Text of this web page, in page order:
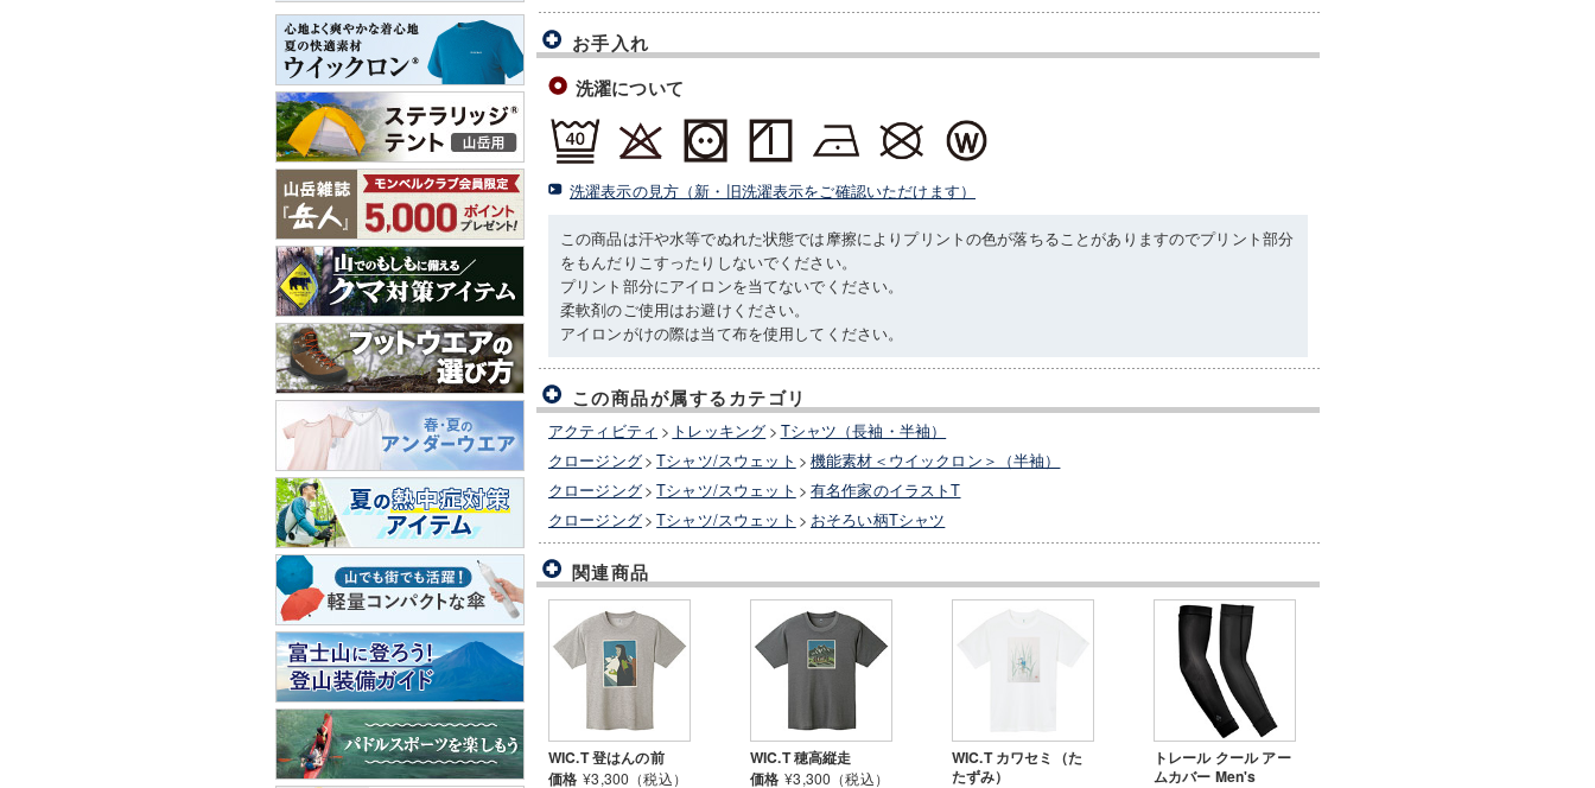
お手入れ
洗濯について
洗濯表示の見方（新・旧洗濯表示をご確認いただけます）
この商品は汗や水等でぬれた状態では摩擦によりプリントの色が落ちることがありますのでプリント部分
をもんだりこすったりしないでください。
プリント部分にアイロンを当てないでください。
柔軟剤のご使用はお避けください。
アイロンがけの際は当て布を使用してください。
この商品が属するカテゴリ
アクティビティ > トレッキング > Tシャツ（長袖・半袖）
クロージング> Tシャツ/スウェット > 機能素材＜ウイックロン＞（半袖）
クロージング> Tシャツ/スウェット > 有名作家のイラストT
クロージング> Tシャツ/スウェット > おそろい柄Tシャツ
関連商品
WIC.T 登はんの前
価格 ¥3,300（税込）
WIC.T 穂高縦走
価格 ¥3,300（税込）
WIC.T カワセミ（た
たずみ）
トレール クール アー
ムカバー Men's